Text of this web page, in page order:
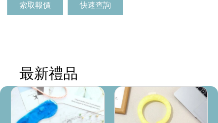
索取報價 快速查詢
最新禮品